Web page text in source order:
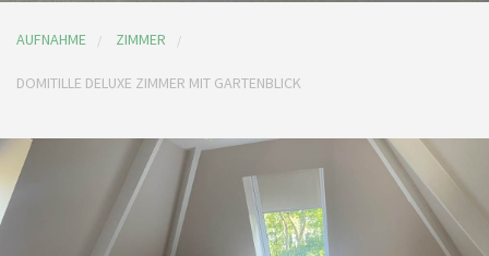
AUFNAHME ZIMMER
DOMITILLE DELUXE ZIMMER MIT GARTENBLICK